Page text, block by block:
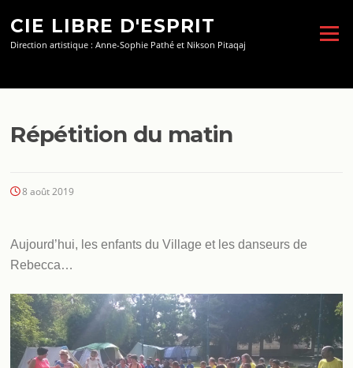
contenu
CIE LIBRE D'ESPRIT
Direction artistique : Anne-Sophie Pathé et Nikson Pitaqaj
Menu
Répétition du matin
8 août 2019
Aujourd’hui, les enfants du Village et les danseurs de
Rebecca…